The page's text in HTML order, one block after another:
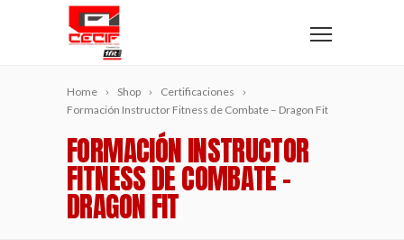
Home Shop
Certificaciones
Formación Instructor Fitness de Combate – Dragon Fit
FORMACIÓN INSTRUCTOR
FITNESS DE COMBATE –
DRAGON FIT